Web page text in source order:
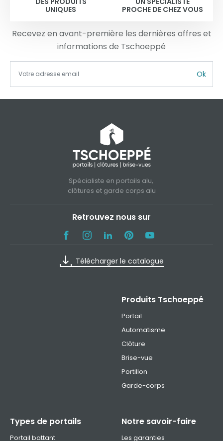
UNIQUES
PROCHE DE CHEZ VOUS
Recevez en avant-première les dernières offres et
informations de Tschoeppé
Ok
Spécialiste en portails alu,
clôtures et garde corps alu
Retrouvez nous sur
Télécharger le catalogue
Produits Tschoeppé
Portail
Automatisme
Clôture
Brise-vue
Portillon
Garde-corps
Types de portails
Portail battant
Notre savoir-faire
Les garanties